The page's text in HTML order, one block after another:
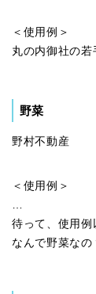
＜使用例＞
丸の内御社の若
野菜
野村不動産
＜使用例＞
待って、使用例
なんで野菜なの